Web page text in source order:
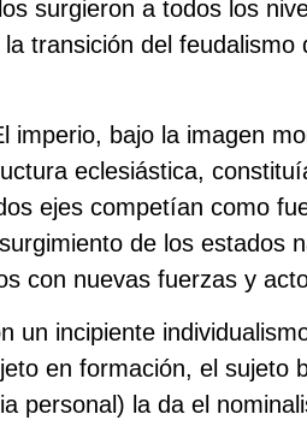
surgieron a todos los
transición del feudalismo
bajo la imagen
eclesiástica,
ejes competían como
de los estados
con nuevas fuerzas y
un incipiente
en formación, el sujeto
personal) la da el